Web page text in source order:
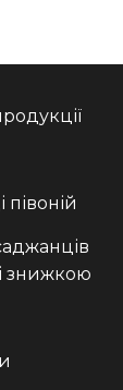
знижкою